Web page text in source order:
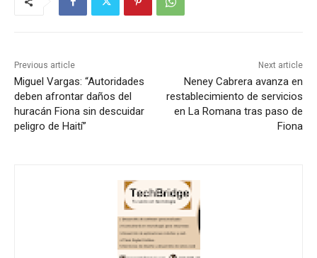
Previous article
Miguel Vargas: “Autoridades
deben afrontar daños del
huracán Fiona sin descuidar
peligro de Haití”
Next article
Neney Cabrera avanza en
restablecimiento de servicios
en La Romana tras paso de
Fiona